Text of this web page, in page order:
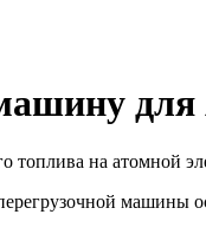
топлива на атомной
машины